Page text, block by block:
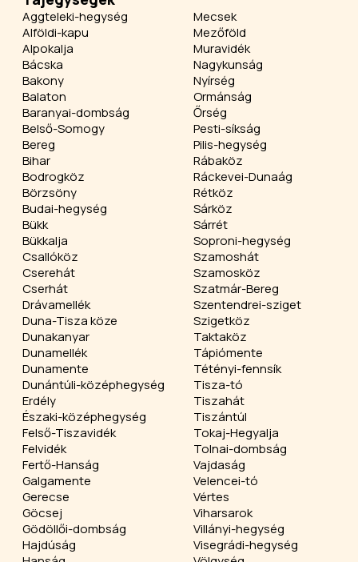
Aggteleki-hegység
Alföldi-kapu
Alpokalja
Bácska
Bakony
Balaton
Baranyai-dombság
Belső-Somogy
Bereg
Bihar
Bodrogköz
Börzsöny
Budai-hegység
Bükk
Bükkalja
Csallóköz
Cserehát
Cserhát
Drávamellék
Duna-Tisza köze
Dunakanyar
Dunamellék
Dunamente
Dunántúli-középhegység
Erdély
Északi-középhegység
Felső-Tiszavidék
Felvidék
Fertő-Hanság
Galgamente
Gerecse
Göcsej
Gödöllői-dombság
Hajdúság
Mecsek
Mezőföld
Muravidék
Nagykunság
Nyírség
Ormánság
Őrség
Pesti-síkság
Pilis-hegység
Rábaköz
Ráckevei-Dunaág
Rétköz
Sárköz
Sárrét
Soproni-hegység
Szamoshát
Szamosköz
Szatmár-Bereg
Szentendrei-sziget
Szigetköz
Taktaköz
Tápiómente
Tétényi-fennsík
Tisza-tó
Tiszahát
Tiszántúl
Tokaj-Hegyalja
Tolnai-dombság
Vajdaság
Velencei-tó
Vértes
Viharsarok
Villányi-hegység
Visegrádi-hegység